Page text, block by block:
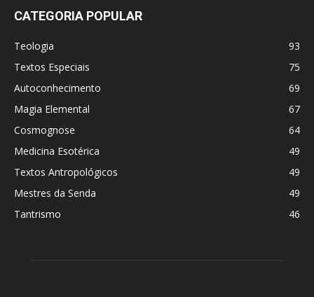
CATEGORIA POPULAR
Teologia
93
Textos Especiais
75
Autoconhecimento
69
Magia Elemental
67
Cosmognose
64
Medicina Esotérica
49
Textos Antropológicos
49
Mestres da Senda
49
Tantrismo
46